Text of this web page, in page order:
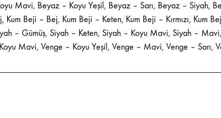
Mavi, Beyaz – Koyu Yeşil , Beyaz – Sarı, Beyaz – Siyah,
, Kum Beji – Bej, Kum Beji – Keten, Kum Beji – Kırmızı, Kum
– Gümüş, Siyah – Keten, Siyah – Koyu Mavi, Siyah – Mavi,
Mavi, Venge – Koyu Yeşil , Venge – Mavi, Venge – Sarı,